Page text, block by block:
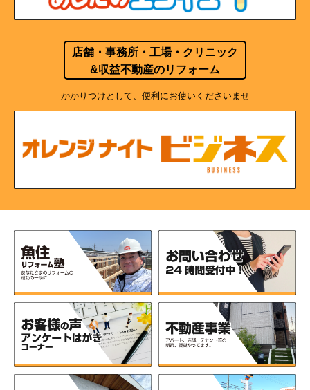
店舗・事務所・工場・クリニック
&収益不動産のリフォーム
かかりつけとして、便利にお使いくださいませ